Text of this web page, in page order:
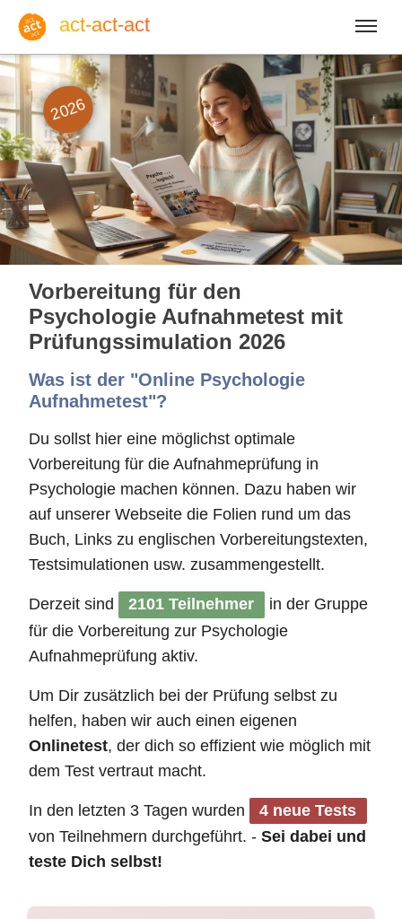
act-act-act
Anmelden
Blog
Mo, 10. August 2026 |
Englisch Deutsch
Vorbereitung für den
Psychologie Aufnahmetest mit
Prüfungssimulation 2026
2026
Was ist der "Online Psychologie
Aufnahmetest"?
Du sollst hier eine möglichst optimale
Vorbereitung für die Aufnahmeprüfung in
Psychologie machen können. Dazu haben wir
auf unserer Webseite die Folien rund um das
Buch, Links zu englischen Vorbereitungstexten,
Testsimulationen usw. zusammengestellt.
Derzeit sind 2101 Teilnehmer
in der Gruppe
für die Vorbereitung zur Psychologie
Aufnahmeprüfung aktiv.
Um Dir zusätzlich bei der Prüfung selbst zu
helfen, haben wir auch einen eigenen
Onlinetest, der dich so effizient wie möglich mit
dem Test vertraut macht.
In den letzten 3 Tagen wurden
4 neue Tests
von Teilnehmern durchgeführt. - Sei dabei und
teste Dich selbst!